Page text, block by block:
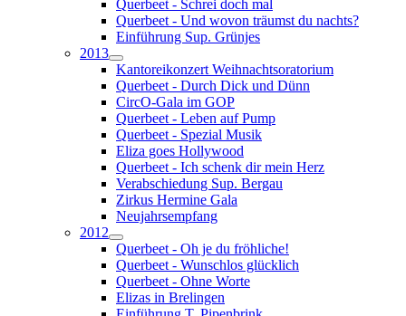
Querbeet - Schrei doch mal
Querbeet - Und wovon träumst du nachts?
Einführung Sup. Grünjes
2013
Kantoreikonzert Weihnachtsoratorium
Querbeet - Durch Dick und Dünn
CircO-Gala im GOP
Querbeet - Leben auf Pump
Querbeet - Spezial Musik
Eliza goes Hollywood
Querbeet - Ich schenk dir mein Herz
Verabschiedung Sup. Bergau
Zirkus Hermine Gala
Neujahrsempfang
2012
Querbeet - Oh je du fröhliche!
Querbeet - Wunschlos glücklich
Querbeet - Ohne Worte
Elizas in Brelingen